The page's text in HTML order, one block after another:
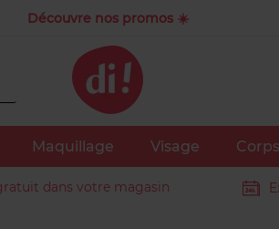
Découvre nos promos ☀️
Maquillage Visage Corps
dans votre magasin